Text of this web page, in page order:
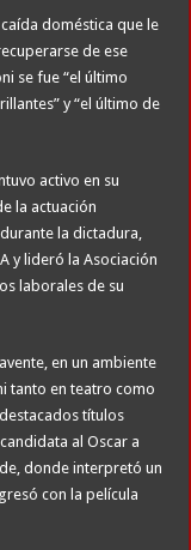
doméstica que le
de ese
se fue “el último
y “el último de
activo en su
la actuación
la dictadura,
y lideró la Asociación
laborales de su
en un ambiente
tanto en teatro como
títulos
al Oscar a
donde interpretó un
con la película